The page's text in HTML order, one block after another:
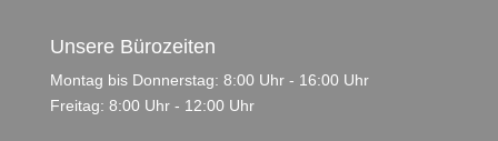
Unsere Bürozeiten
Montag bis Donnerstag: 8:00 Uhr - 16:00 Uhr
Freitag: 8:00 Uhr - 12:00 Uhr